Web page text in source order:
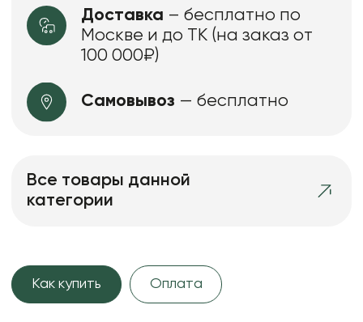
Доставка – бесплатно по
Москве и до ТК (на заказ от
100 000₽)
Самовывоз — бесплатно
Все товары данной
категории
Как купить Оплата